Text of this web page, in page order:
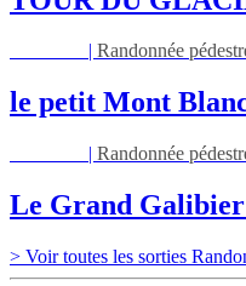
| Randonnée
le petit Mont
| Randonnée
Le Grand Galibier
> Voir toutes les sorties